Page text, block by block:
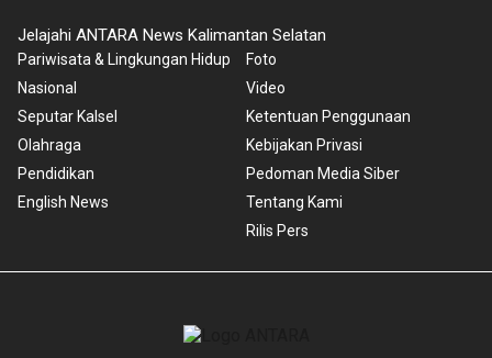
Jelajahi ANTARA News Kalimantan Selatan
Pariwisata & Lingkungan Hidup
Nasional
Seputar Kalsel
Olahraga
Pendidikan
English News
Foto
Video
Ketentuan Penggunaan
Kebijakan Privasi
Pedoman Media Siber
Tentang Kami
Rilis Pers